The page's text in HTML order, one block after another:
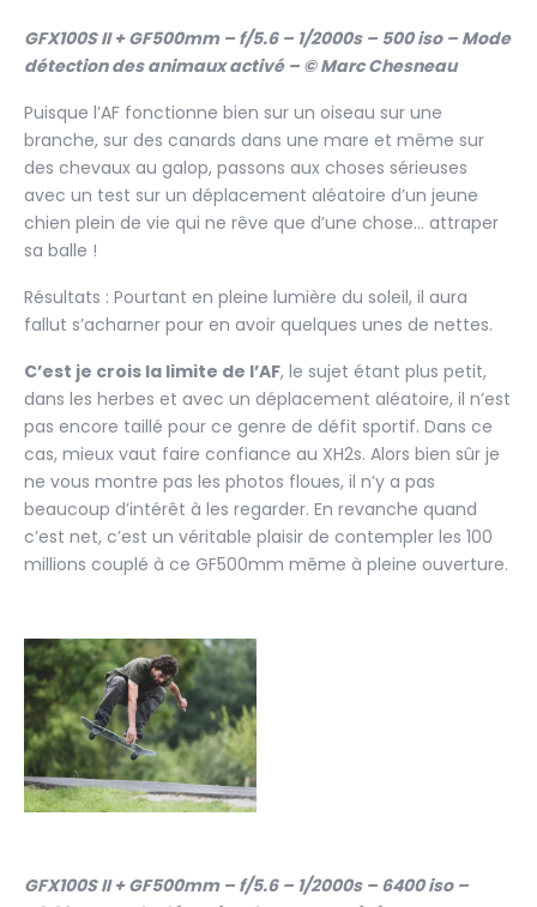
GFX100S II + GF500mm – f/5.6 – 1/2000s – 500 iso – Mode
détection des animaux activé – © Marc Chesneau
Puisque l’AF fonctionne bien sur un oiseau sur une
branche, sur des canards dans une mare et même sur
des chevaux au galop, passons aux choses sérieuses
avec un test sur un déplacement aléatoire d’un jeune
chien plein de vie qui ne rêve que d’une chose… attraper
sa balle !
Résultats : Pourtant en pleine lumière du soleil, il aura
fallut s’acharner pour en avoir quelques unes de nettes.
C’est je crois la limite de l’AF, le sujet étant plus petit,
dans les herbes et avec un déplacement aléatoire, il n’est
pas encore taillé pour ce genre de défit sportif. Dans ce
cas, mieux vaut faire confiance au XH2s. Alors bien sûr je
ne vous montre pas les photos floues, il n’y a pas
beaucoup d’intérêt à les regarder. En revanche quand
c’est net, c’est un véritable plaisir de contempler les 100
millions couplé à ce GF500mm même à pleine ouverture.
GFX100S II + GF500mm – f/5.6 – 1/2000s – 6400 iso –